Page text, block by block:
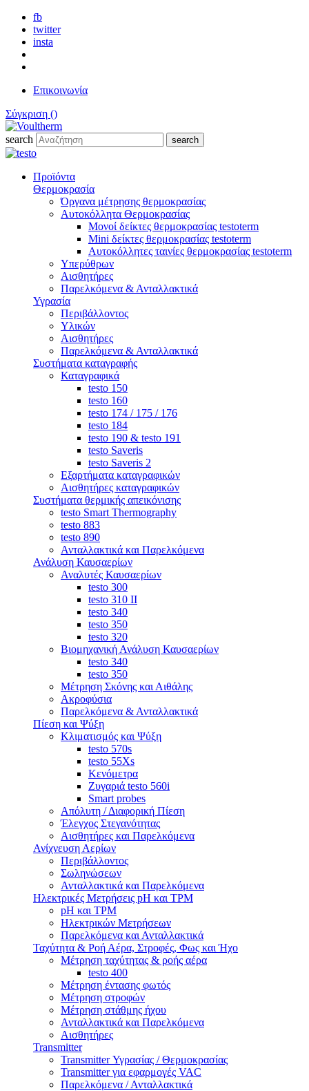
fb
twitter
insta
Επικοινωνία
Σύγκριση ()
search search
Προϊόντα
Θερμοκρασία
Όργανα μέτρησης θερμοκρασίας
Αυτοκόλλητα Θερμοκρασίας
Μονοί δείκτες θερμοκρασίας testoterm
Mini δείκτες θερμοκρασίας testoterm
Αυτοκόλλητες ταινίες θερμοκρασίας testoterm
Υπερύθρων
Αισθητήρες
Παρελκόμενα & Ανταλλακτικά
Υγρασία
Περιβάλλοντος
Υλικών
Αισθητήρες
Παρελκόμενα & Ανταλλακτικά
Συστήματα καταγραφής
Καταγραφικά
testo 150
testo 160
testo 174 / 175 / 176
testo 184
testo 190 & testo 191
testo Saveris
testo Saveris 2
Εξαρτήματα καταγραφικών
Αισθητήρες καταγραφικών
Συστήματα θερμικής απεικόνισης
testo Smart Thermography
testo 883
testo 890
Ανταλλακτικά και Παρελκόμενα
Ανάλυση Καυσαερίων
Αναλυτές Καυσαερίων
testo 300
testo 310 ΙΙ
testo 340
testo 350
testo 320
Βιομηχανική Ανάλυση Καυσαερίων
testo 340
testo 350
Μέτρηση Σκόνης και Αιθάλης
Ακροφύσια
Παρελκόμενα & Ανταλλακτικά
Πίεση και Ψύξη
Κλιματισμός και Ψύξη
testo 570s
testo 55Xs
Κενόμετρα
Ζυγαριά testo 560i
Smart probes
Απόλυτη / Διαφορική Πίεση
Έλεγχος Στεγανότητας
Αισθητήρες και Παρελκόμενα
Ανίχνευση Αερίων
Περιβάλλοντος
Σωληνώσεων
Ανταλλακτικά και Παρελκόμενα
Ηλεκτρικές Μετρήσεις pH και TPM
pH και TPM
Ηλεκτρικών Μετρήσεων
Παρελκόμενα και Ανταλλακτικά
Ταχύτητα & Ροή Αέρα, Στροφές, Φως και Ήχο
Μέτρηση ταχύτητας & ροής αέρα
testo 400
Μέτρηση έντασης φωτός
Μέτρηση στροφών
Μέτρηση στάθμης ήχου
Ανταλλακτικά και Παρελκόμενα
Αισθητήρες
Transmitter
Transmitter Υγρασίας / Θερμοκρασίας
Transmitter για εφαρμογές VAC
Παρελκόμενα / Ανταλλακτικά